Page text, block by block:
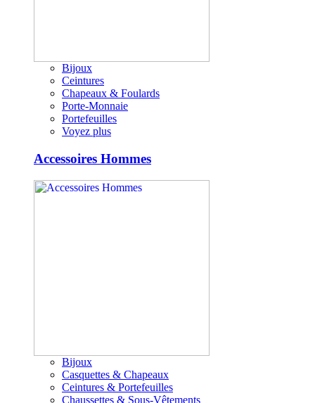
Bijoux
Ceintures
Chapeaux & Foulards
Porte-Monnaie
Portefeuilles
Voyez plus
Accessoires Hommes
Bijoux
Casquettes & Chapeaux
Ceintures & Portefeuilles
Chaussettes & Sous-Vêtements